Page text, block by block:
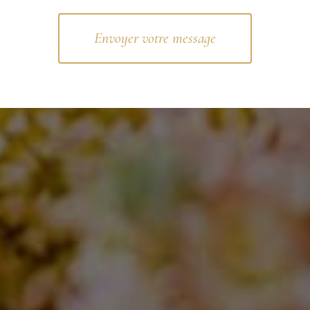
Envoyer votre message